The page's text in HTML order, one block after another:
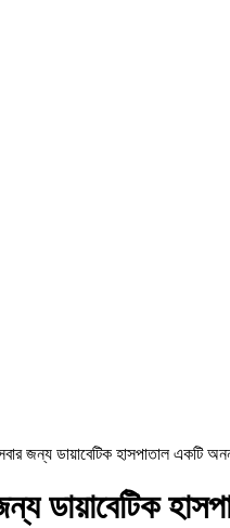
জন্য ডায়াবেটিক হাসপাতাল একটি
ডায়াবেটিক